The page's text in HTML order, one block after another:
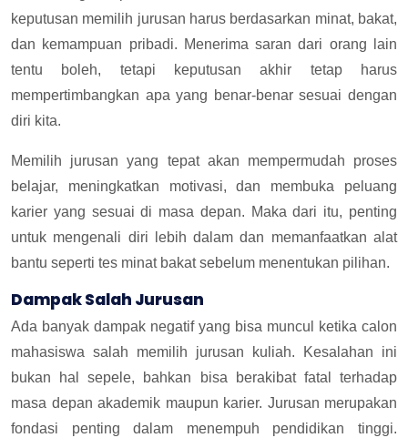
keputusan memilih jurusan harus berdasarkan minat, bakat,
dan kemampuan pribadi. Menerima saran dari orang lain
tentu boleh, tetapi keputusan akhir tetap harus
mempertimbangkan apa yang benar-benar sesuai dengan
diri kita.
Memilih jurusan yang tepat akan mempermudah proses
belajar, meningkatkan motivasi, dan membuka peluang
karier yang sesuai di masa depan. Maka dari itu, penting
untuk mengenali diri lebih dalam dan memanfaatkan alat
bantu seperti tes minat bakat sebelum menentukan pilihan.
Dampak Salah Jurusan
Ada banyak dampak negatif yang bisa muncul ketika calon
mahasiswa salah memilih jurusan kuliah. Kesalahan ini
bukan hal sepele, bahkan bisa berakibat fatal terhadap
masa depan akademik maupun karier. Jurusan merupakan
fondasi penting dalam menempuh pendidikan tinggi.